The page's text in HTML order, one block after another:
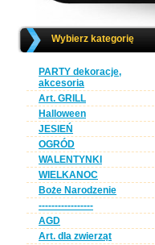
Wybierz kategorię
PARTY dekoracje,
akcesoria
Art. GRILL
Halloween
JESIEŃ
OGRÓD
WALENTYNKI
WIELKANOC
Boże Narodzenie
-----------------
AGD
Art. dla zwierząt